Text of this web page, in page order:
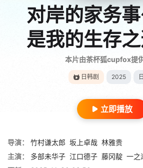
对岸的家务
是我的生存
本片由茶杯狐cupfox提
日韩剧 2025
立即播放
导演： 竹村谦太郎 坂上卓哉 林雅贵
主演：
多部未华子 江口德子 藤冈靛 一之